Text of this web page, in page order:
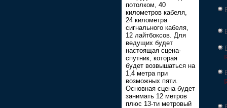
потолком, 40
километров кабеля,
24 километра
сигнального кабеля,
12 лайтбоксов. Для
ведущих будет
настоящая сцена-
спутник, которая
будет возвышаться на
1,4 метра при
возможных пяти.
Основная сцена будет
занимать 12 метров
плюс 13-ти метровый